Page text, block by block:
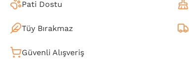
Pati Dostu
Tüy Bırakmaz
Güvenli Alışveriş